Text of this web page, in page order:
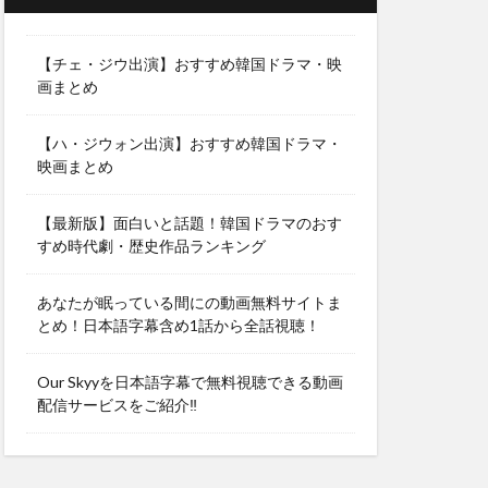
【チェ・ジウ出演】おすすめ韓国ドラマ・映
画まとめ
【ハ・ジウォン出演】おすすめ韓国ドラマ・
映画まとめ
【最新版】面白いと話題！韓国ドラマのおす
すめ時代劇・歴史作品ランキング
あなたが眠っている間にの動画無料サイトま
とめ！日本語字幕含め1話から全話視聴！
Our Skyyを日本語字幕で無料視聴できる動画
配信サービスをご紹介‼